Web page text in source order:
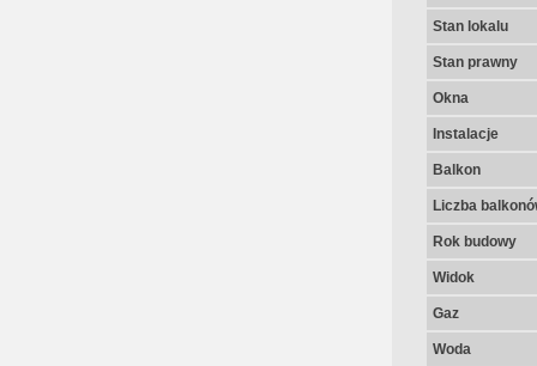
Stan lokalu
Stan prawny
Okna
Instalacje
Balkon
Liczba
Rok budowy
Widok
Gaz
Woda